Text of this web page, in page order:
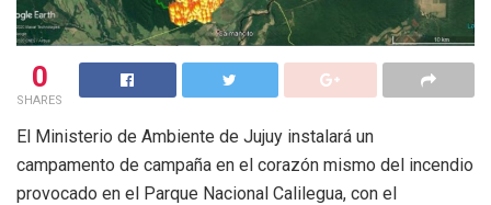
0
SHARES
El Ministerio de Ambiente de Jujuy instalará un
campamento de campaña en el corazón mismo del incendio
provocado en el Parque Nacional Calilegua, con el